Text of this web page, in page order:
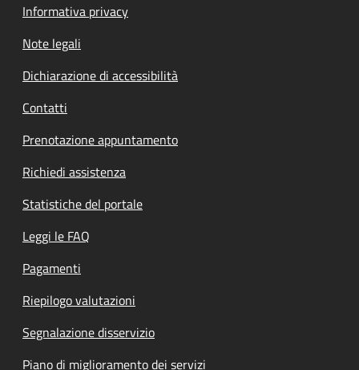
Informativa privacy
Note legali
Dichiarazione di accessibilità
Contatti
Prenotazione appuntamento
Richiedi assistenza
Statistiche del portale
Leggi le FAQ
Pagamenti
Riepilogo valutazioni
Segnalazione disservizio
Piano di miglioramento dei servizi